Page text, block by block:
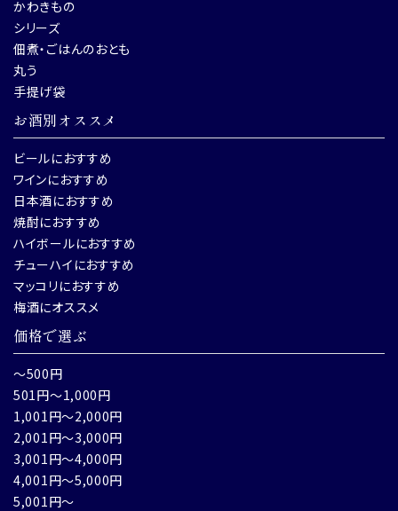
かわきもの
シリーズ
佃煮・ごはんのおとも
丸う
手提げ袋
お酒別オススメ
ビールにおすすめ
ワインにおすすめ
日本酒におすすめ
焼酎におすすめ
ハイボールにおすすめ
チューハイにおすすめ
マッコリにおすすめ
梅酒にオススメ
価格で選ぶ
～500円
501円～1,000円
1,001円～2,000円
2,001円～3,000円
3,001円～4,000円
4,001円～5,000円
5,001円～